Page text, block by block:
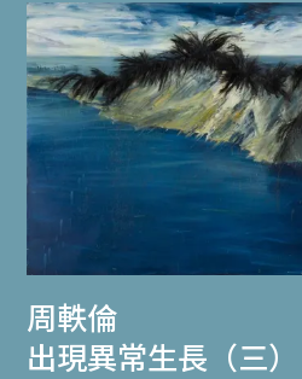
周軼倫
出現異常生長（三）